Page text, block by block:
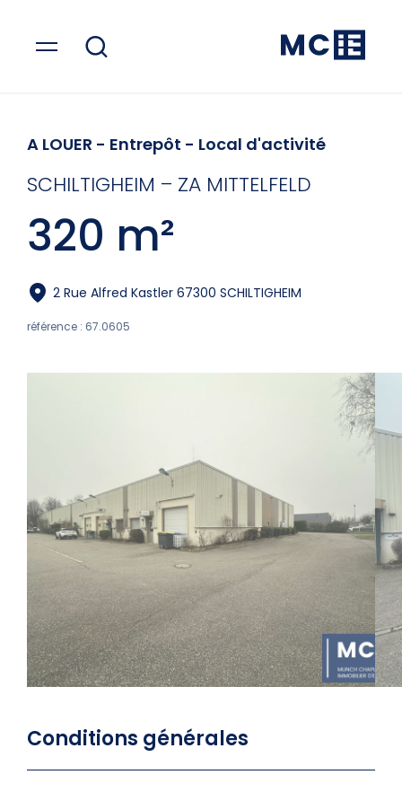
A LOUER - Entrepôt - Local d'activité
SCHILTIGHEIM – ZA MITTELFELD
320 m²
2 Rue Alfred Kastler 67300 SCHILTIGHEIM
référence : 67.0605
Conditions générales